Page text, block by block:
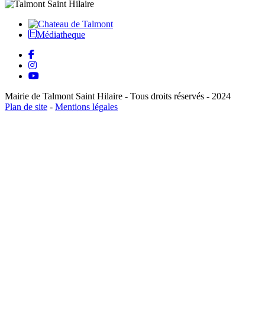
Médiatheque
Mairie de Talmont Saint Hilaire - Tous droits réservés - 2024
Plan de site - Mentions légales